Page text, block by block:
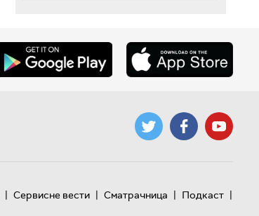
| Сервисне вести | Сматрачница | Подкаст |